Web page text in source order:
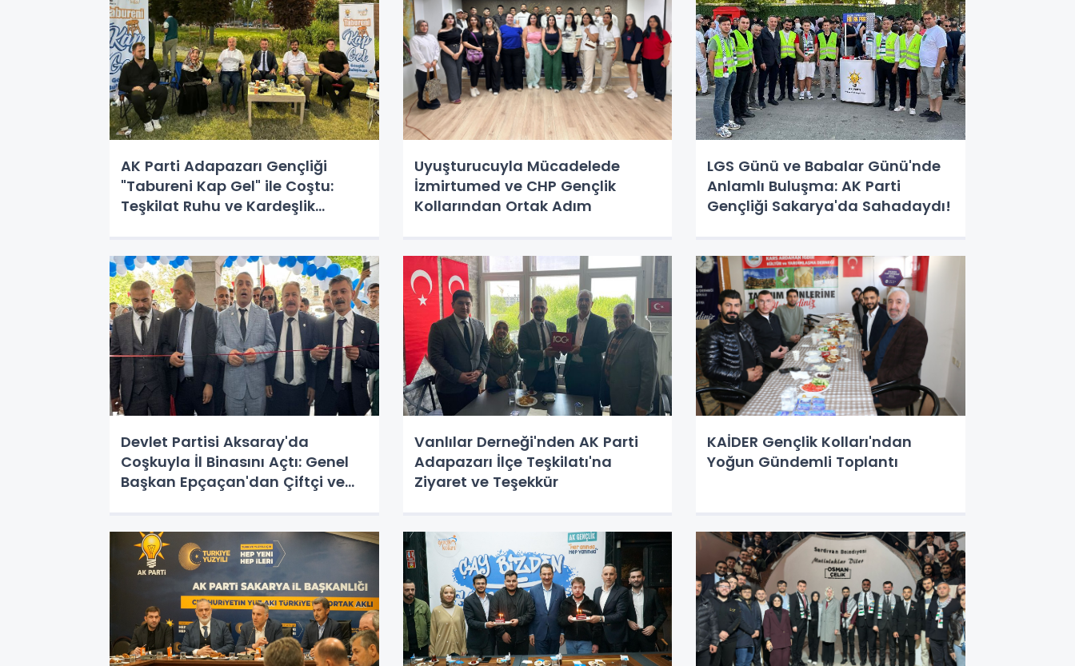
AK Parti Adapazarı Gençliği
"Tabureni Kap Gel" ile Coştu:
Teşkilat Ruhu ve Kardeşlik
Uyuşturucuyla Mücadelede
İzmirtumed ve CHP Gençlik
Kollarından Ortak Adım
LGS Günü ve Babalar Günü'nde
Anlamlı Buluşma: AK Parti
Gençliği Sakarya'da Sahadaydı!
Devlet Partisi Aksaray'da
Coşkuyla İl Binasını Açtı: Genel
Başkan Epçaçan'dan Çiftçi ve
Vanlılar Derneği'nden AK Parti
Adapazarı İlçe Teşkilatı'na
Ziyaret ve Teşekkür
KAİDER Gençlik Kolları'ndan
Yoğun Gündemli Toplantı